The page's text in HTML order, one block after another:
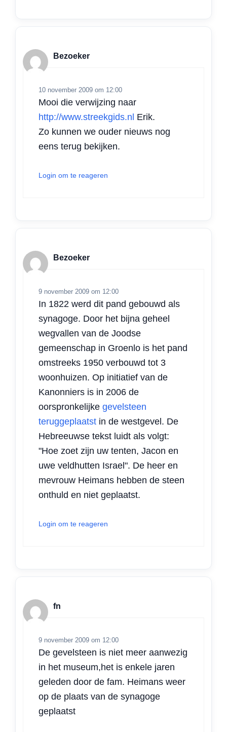
Bezoeker
10 november 2009 om 12:00
Mooi die verwijzing naar
http://www.streekgids.nl Erik.
Zo kunnen we ouder nieuws nog
eens terug bekijken.
Login om te reageren
Bezoeker
9 november 2009 om 12:00
In 1822 werd dit pand gebouwd als
synagoge. Door het bijna geheel
wegvallen van de Joodse
gemeenschap in Groenlo is het pand
omstreeks 1950 verbouwd tot 3
woonhuizen. Op initiatief van de
Kanonniers is in 2006 de
oorspronkelijke gevelsteen
teruggeplaatst in de westgevel. De
Hebreeuwse tekst luidt als volgt:
"Hoe zoet zijn uw tenten, Jacon en
uwe veldhutten Israel". De heer en
mevrouw Heimans hebben de steen
onthuld en niet geplaatst.
Login om te reageren
fn
9 november 2009 om 12:00
De gevelsteen is niet meer aanwezig
in het museum,het is enkele jaren
geleden door de fam. Heimans weer
op de plaats van de synagoge
geplaatst